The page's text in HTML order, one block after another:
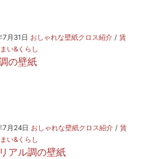
7月31日 おしゃれな壁紙クロス紹介/ 賃
い&くらし
の壁紙
7月24日 おしゃれな壁紙クロス紹介/ 賃
い&くらし
アル調の壁紙